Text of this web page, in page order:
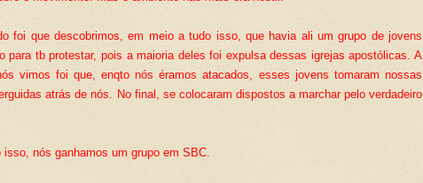
foi que descobrimos, em meio a tudo isso, que havia ali um grupo de jovens
para tb protestar, pois a maioria deles foi expulsa dessas igrejas apostólicas. A
vimos foi que, enqto nós éramos atacados, esses jovens tomaram nossas
atrás de nós. No final, se colocaram dispostos a marchar pelo verdadeiro
nós ganhamos um grupo em SBC.